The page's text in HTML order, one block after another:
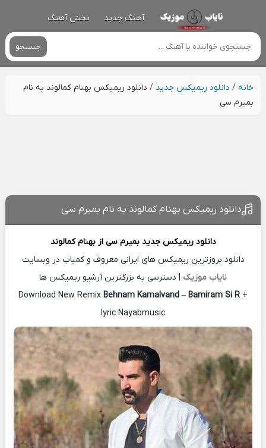
آهنگ جدید پخش آهنگ
جستجو
خانه/ دانلود ریمیکس جدید / دانلود ریمیکس بهنام کمالوند به نام
بمیرم سی
دانلود ریمیکس بهنام کمالوند به نام بمیرم سی
دانلود ریمیکس جدید بمیرم سی ازبهنام کمالوند
دانلود بروزترین ریمیکس های ایرانی معروف و کمیاب در وبسایت
نایاب موزیک | دسترسی به بزرگترین آرشیو ریمیکس ها
Download New Remix Behnam Kamalvand – Bamiram Si R +
lyric Nayabmusic